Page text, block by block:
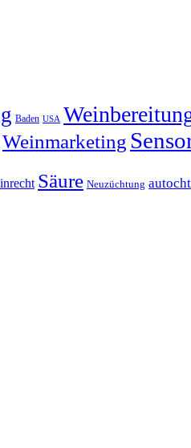
Baden USA
Weinmarketing
Säure Neuzüchtung